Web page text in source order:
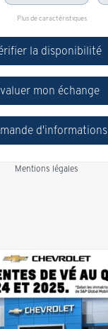
Plus de caractéristiques
la disponibilité
mon échange
d'informations
Mentions légales